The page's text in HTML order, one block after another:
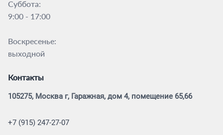
Суббота:
9:00 - 17:00
Воскресенье:
выходной
Контакты
105275, Москва г, Гаражная, дом 4, помещение 65,66
+7 (915) 247-27-07